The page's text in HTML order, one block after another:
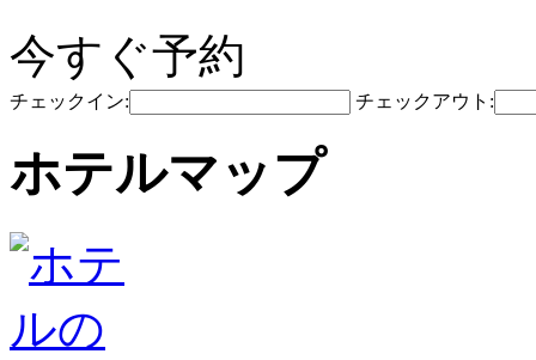
今すぐ予約
チェックイン: チェックアウト:
ホテルマップ